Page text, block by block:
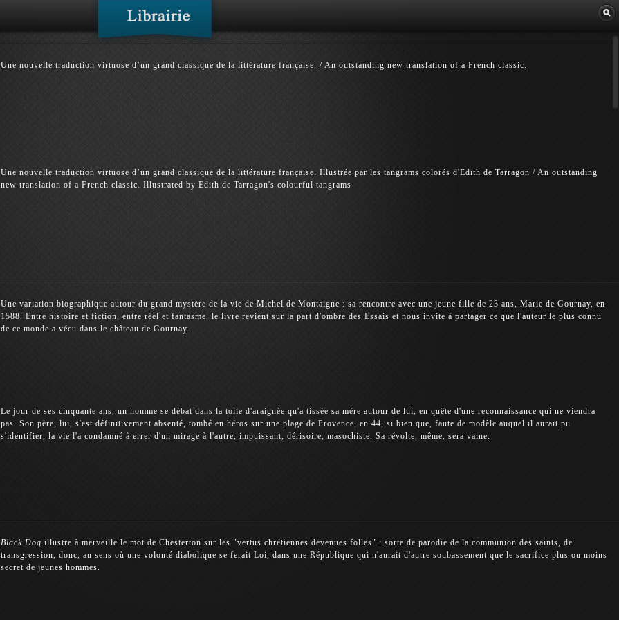
Une nouvelle traduction virtuose d’un grand classique de la littérature française. / An outstanding new translation of a French classic.
Une nouvelle traduction virtuose d’un grand classique de la littérature française. Illustrée par les tangrams colorés d'Edith de Tarragon / An outstanding
new translation of a French classic. Illustrated by Edith de Tarragon's colourful tangrams
Une variation biographique autour du grand mystère de la vie de Michel de Montaigne : sa rencontre avec une jeune fille de 23 ans, Marie de Gournay, en
1588. Entre histoire et fiction, entre réel et fantasme, le livre revient sur la part d'ombre des Essais et nous invite à partager ce que l'auteur le plus connu
de ce monde a vécu dans le château de Gournay.
Le jour de ses cinquante ans, un homme se débat dans la toile d'araignée qu'a tissée sa mère autour de lui, en quête d'une reconnaissance qui ne viendra
pas. Son père, lui, s'est définitivement absenté, tombé en héros sur une plage de Provence, en 44, si bien que, faute de modèle auquel il aurait pu
s'identifier, la vie l'a condamné à errer d'un mirage à l'autre, impuissant, dérisoire, masochiste. Sa révolte, même, sera vaine.
Black Dog illustre à merveille le mot de Chesterton sur les "vertus chrétiennes devenues folles" : sorte de parodie de la communion des saints, de
transgression, donc, au sens où une volonté diabolique se ferait Loi, dans une République qui n'aurait d'autre soubassement que le sacrifice plus ou moins
secret de jeunes hommes.